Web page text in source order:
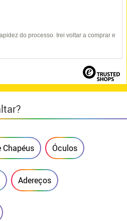
do processo. Irei voltar a comprar e
Chapéus Óculos
Adereços